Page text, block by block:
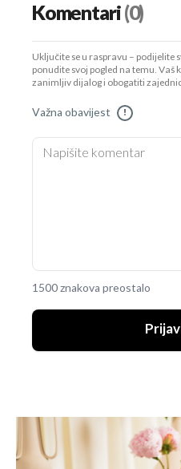
Komentari(0)
Uključite se u raspravu – podijelite
ponudite svoj pogled na temu.
zanimljiv dijalog i obogatiti
Važna obavijest !
1500 znakova preostalo